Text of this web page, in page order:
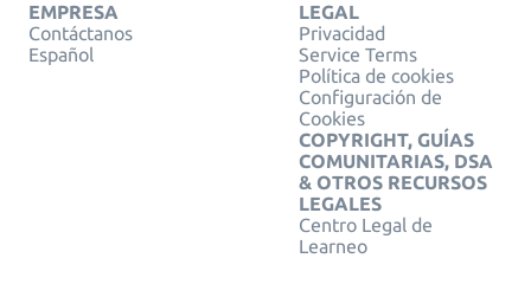
EMPRESA
Contáctanos
Español
LEGAL
Privacidad
Service Terms
Política de cookies
Configuración de
Cookies
COPYRIGHT, GUÍAS
COMUNITARIAS, DSA
& OTROS RECURSOS
LEGALES
Centro Legal de
Learneo